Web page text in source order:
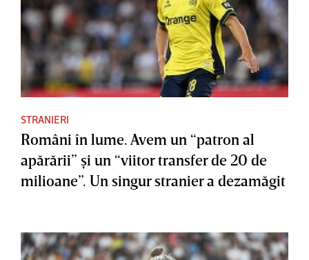
STRANIERI
Români în lume. Avem un “patron al
apărării” şi un “viitor transfer de 20 de
milioane”. Un singur stranier a dezamăgit